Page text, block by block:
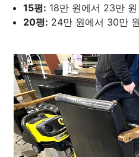
15평: 18만 원에서 23만 원
20평: 24만 원에서 30만 원